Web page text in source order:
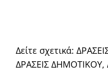
Δείτε σχετικά:
ΔΡΑΣΕΙΣ ΔΗΜΟΤΙΚΟΥ,